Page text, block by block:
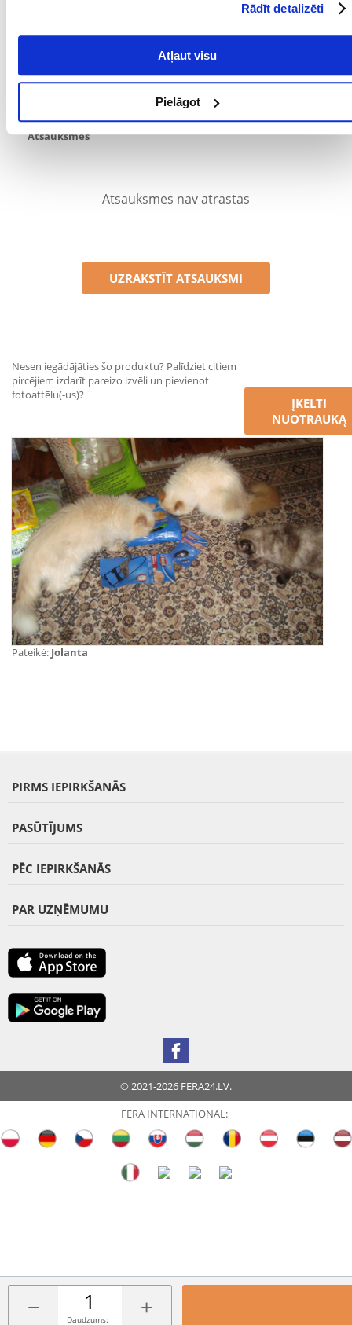
Rādīt detalizēti
Atļaut visu
Pielāgot
− +
Daudzums:
Tikai reģistrēti FERA24.LV klienti, kuri ir iegādājušies produktu,
var dot tai vērtējumu. Ar zvaigznītēm norādītais vērtējums ir
vidējais no visiem vērtējumiem. Pēc atsauksmju apstrādes mēs
publicēsim gan pozitīvus, gan negatīvus vērtējumus.
Atsauksmes
Atsauksmes nav atrastas
UZRAKSTĪT ATSAUKSMI
Nesen iegādājāties šo produktu? Palīdziet citiem
pircējiem izdarīt pareizo izvēli un pievienot
fotoattēlu(-us)?
ĮKELTI
NUOTRAUKĄ
Pateikė: Jolanta
PIRMS IEPIRKŠANĀS
PASŪTĪJUMS
PĒC IEPIRKŠANĀS
PAR UZŅĒMUMU
© 2021-2026 FERA24.LV.
FERA INTERNATIONAL: